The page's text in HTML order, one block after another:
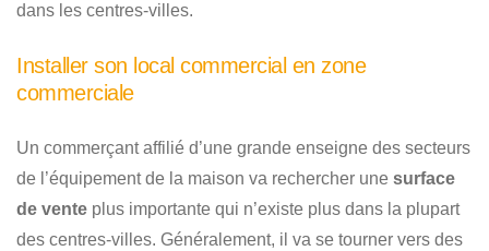
dans les centres-villes.
Installer son local commercial en zone
commerciale
Un commerçant affilié d’une grande enseigne des secteurs
de l’équipement de la maison va rechercher une surface
de vente plus importante qui n’existe plus dans la plupart
des centres-villes. Généralement, il va se tourner vers des